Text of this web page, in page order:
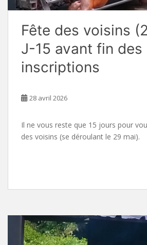
Fête des voisins
J-15 avant fin des
inscriptions
28 avril 2026
Il ne vous reste que 15 jours pour
des voisins (se déroulant le 29 mai).